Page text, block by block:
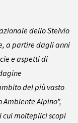
dello Stelvio
a partire dagli anni
e aspetti di
del più vasto
Alpino”,
cui molteplici scopi